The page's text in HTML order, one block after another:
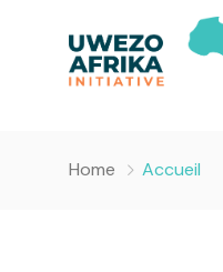
Home Accueil